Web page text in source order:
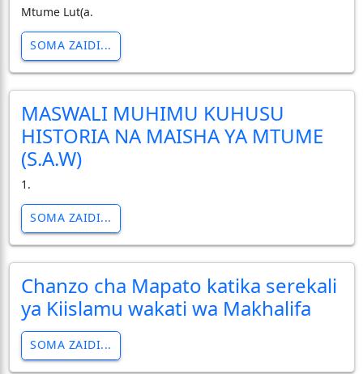
Mtume Lut(a.
SOMA ZAIDI...
MASWALI MUHIMU KUHUSU
HISTORIA NA MAISHA YA MTUME
(S.A.W)
1.
SOMA ZAIDI...
Chanzo cha Mapato katika serekali
ya Kiislamu wakati wa Makhalifa
SOMA ZAIDI...